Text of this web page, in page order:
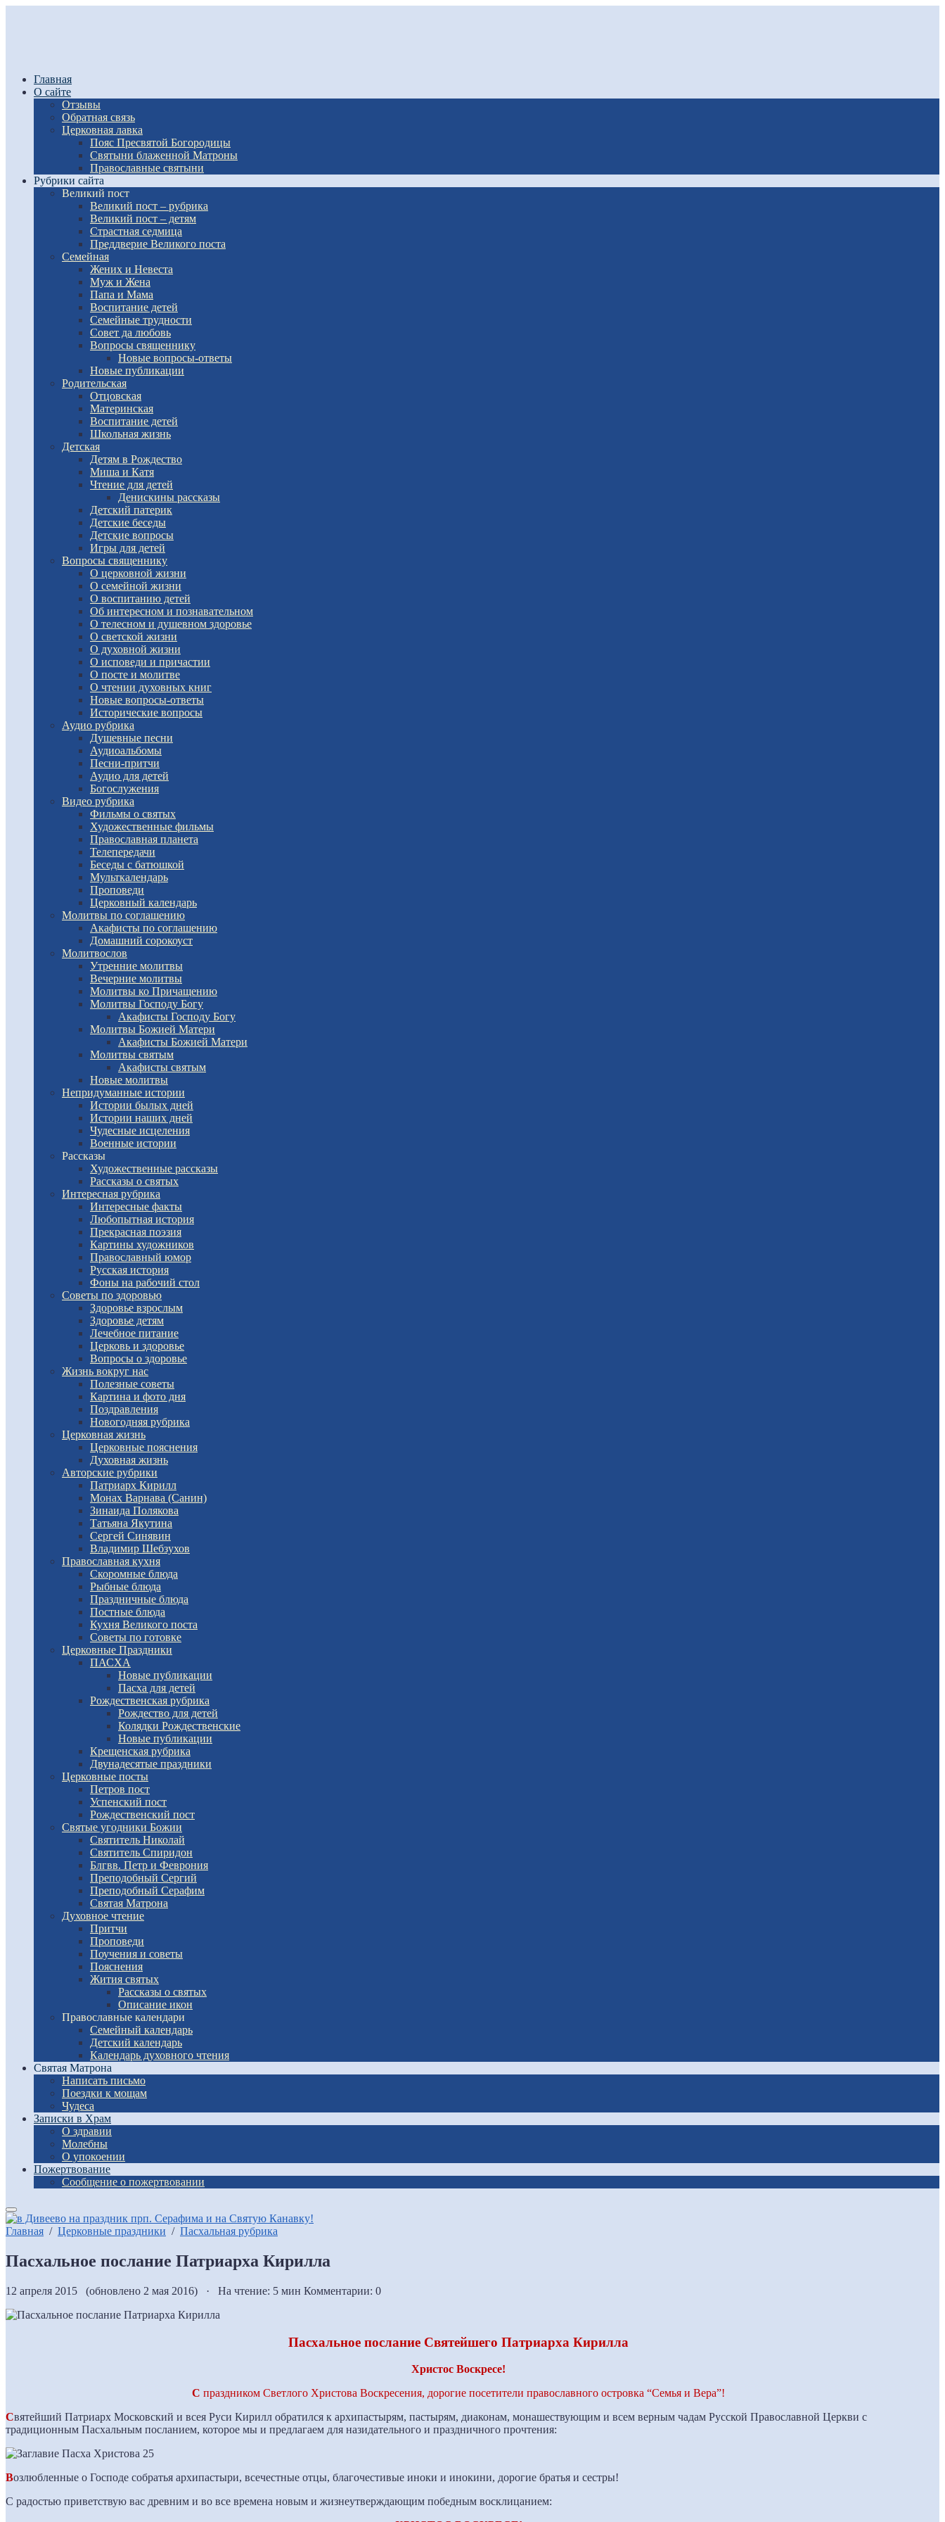
Главная
О сайте
Отзывы
Обратная связь
Церковная лавка
Пояс Пресвятой Богородицы
Святыни блаженной Матроны
Православные святыни
Рубрики сайта
Великий пост
Великий пост – рубрика
Великий пост – детям
Страстная седмица
Преддверие Великого поста
Семейная
Жених и Невеста
Муж и Жена
Папа и Мама
Воспитание детей
Семейные трудности
Совет да любовь
Вопросы священнику
Новые вопросы-ответы
Новые публикации
Родительская
Отцовская
Материнская
Воспитание детей
Школьная жизнь
Детская
Детям в Рождество
Миша и Катя
Чтение для детей
Денискины рассказы
Детский патерик
Детские беседы
Детские вопросы
Игры для детей
Вопросы священнику
О церковной жизни
О семейной жизни
О воспитанию детей
Об интересном и познавательном
О телесном и душевном здоровье
О светской жизни
О духовной жизни
О исповеди и причастии
О посте и молитве
О чтении духовных книг
Новые вопросы-ответы
Исторические вопросы
Аудио рубрика
Душевные песни
Аудиоальбомы
Песни-притчи
Аудио для детей
Богослужения
Видео рубрика
Фильмы о святых
Художественные фильмы
Православная планета
Телепередачи
Беседы с батюшкой
Мульткалендарь
Проповеди
Церковный календарь
Молитвы по соглашению
Акафисты по соглашению
Домашний сорокоуст
Молитвослов
Утренние молитвы
Вечерние молитвы
Молитвы ко Причащению
Молитвы Господу Богу
Акафисты Господу Богу
Молитвы Божией Матери
Акафисты Божией Матери
Молитвы святым
Акафисты святым
Новые молитвы
Непридуманные истории
Истории былых дней
Истории наших дней
Чудесные исцеления
Военные истории
Рассказы
Художественные рассказы
Рассказы о святых
Интересная рубрика
Интересные факты
Любопытная история
Прекрасная поэзия
Картины художников
Православный юмор
Русская история
Фоны на рабочий стол
Советы по здоровью
Здоровье взрослым
Здоровье детям
Лечебное питание
Церковь и здоровье
Вопросы о здоровье
Жизнь вокруг нас
Полезные советы
Картина и фото дня
Поздравления
Новогодняя рубрика
Церковная жизнь
Церковные пояснения
Духовная жизнь
Авторские рубрики
Патриарх Кирилл
Монах Варнава (Санин)
Зинаида Полякова
Татьяна Якутина
Сергей Синявин
Владимир Шебзухов
Православная кухня
Скоромные блюда
Рыбные блюда
Праздничные блюда
Постные блюда
Кухня Великого поста
Советы по готовке
Церковные Праздники
ПАСХА
Новые публикации
Пасха для детей
Рождественская рубрика
Рождество для детей
Колядки Рождественские
Новые публикации
Крещенская рубрика
Двунадесятые праздники
Церковные посты
Петров пост
Успенский пост
Рождественский пост
Святые угодники Божии
Святитель Николай
Святитель Спиридон
Блгвв. Петр и Феврония
Преподобный Сергий
Преподобный Серафим
Святая Матрона
Духовное чтение
Притчи
Проповеди
Поучения и советы
Пояснения
Жития святых
Рассказы о святых
Описание икон
Православные календари
Семейный календарь
Детский календарь
Календарь духовного чтения
Святая Матрона
Написать письмо
Поездки к мощам
Чудеса
Записки в Храм
О здравии
Молебны
О упокоении
Пожертвование
Сообщение о пожертвовании
Главная / Церковные праздники / Пасхальная рубрика
Пасхальное послание Патриарха Кирилла
12 апреля 2015 (обновлено 2 мая 2016) · На чтение: 5 мин Комментарии: 0
Пасхальное послание Святейшего Патриарха Кирилла
Христос Воскресе!
С праздником Светлого Христова Воскресения, дорогие посетители православного островка “Семья и Вера”!
Святейший Патриарх Московский и всея Руси Кирилл обратился к архипастырям, пастырям, диаконам, монашествующим и всем верным чадам Русской Православной Церкви с
традиционным Пасхальным посланием, которое мы и предлагаем для назидательного и праздничного прочтения:
Возлюбленные о Господе собратья архипастыри, всечестные отцы, благочестивые иноки и инокини, дорогие братья и сестры!
С радостью приветствую вас древним и во все времена новым и жизнеутверждающим победным восклицанием: